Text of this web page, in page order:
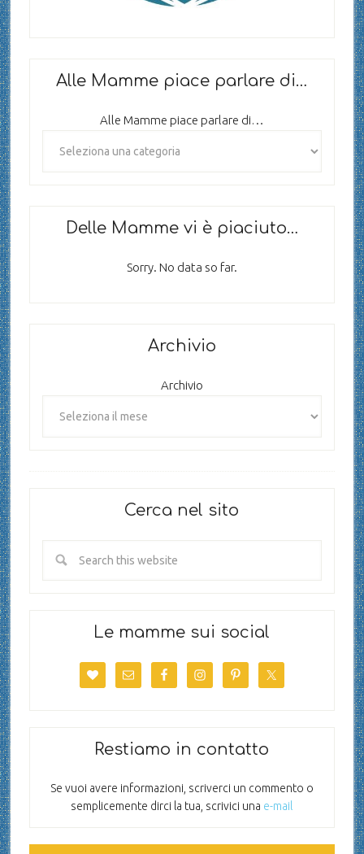
Alle Mamme piace parlare di…
Alle Mamme piace parlare di…
Delle Mamme vi è piaciuto…
Sorry. No data so far.
Archivio
Archivio
Cerca nel sito
Le mamme sui social
Restiamo in contatto
Se vuoi avere informazioni, scriverci un commento o
semplicemente dirci la tua, scrivici una e-mail